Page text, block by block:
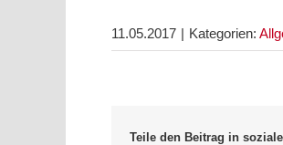
11.05.2017 | Kategorien:
Teile den Beitrag in